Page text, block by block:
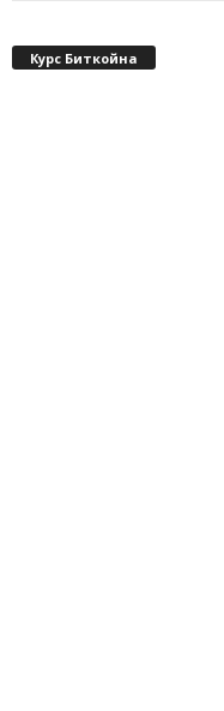
Курс Биткойна